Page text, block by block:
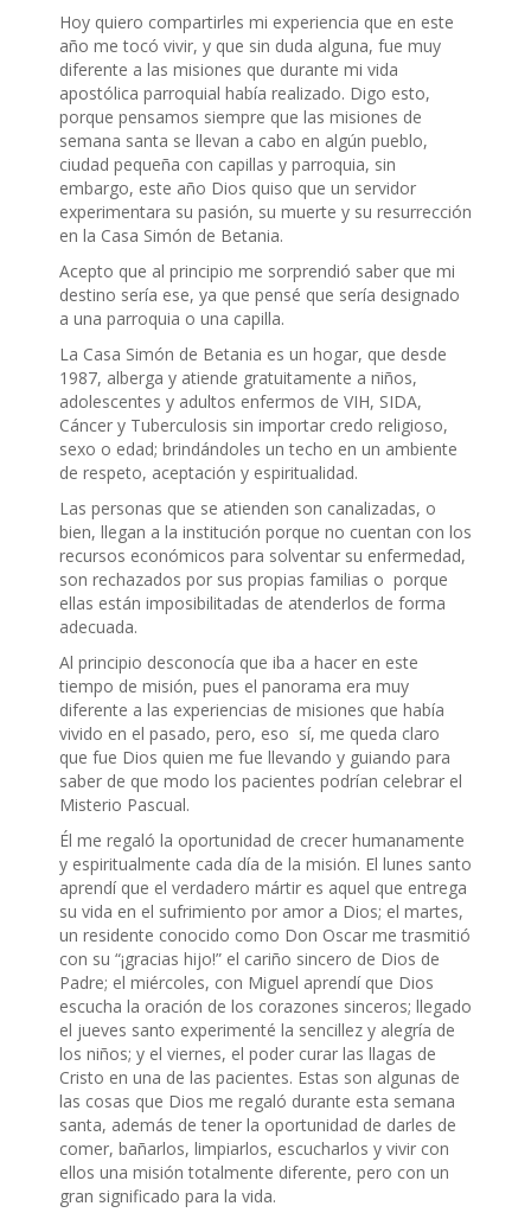
Hoy quiero compartirles mi experiencia que en este
año me tocó vivir, y que sin duda alguna, fue muy
diferente a las misiones que durante mi vida
apostólica parroquial había realizado. Digo esto,
porque pensamos siempre que las misiones de
semana santa se llevan a cabo en algún pueblo,
ciudad pequeña con capillas y parroquia, sin
embargo, este año Dios quiso que un servidor
experimentara su pasión, su muerte y su resurrección
en la Casa Simón de Betania.
Acepto que al principio me sorprendió saber que mi
destino sería ese, ya que pensé que sería designado
a una parroquia o una capilla.
La Casa Simón de Betania es un hogar, que desde
1987, alberga y atiende gratuitamente a niños,
adolescentes y adultos enfermos de VIH, SIDA,
Cáncer y Tuberculosis sin importar credo religioso,
sexo o edad; brindándoles un techo en un ambiente
de respeto, aceptación y espiritualidad.
Las personas que se atienden son canalizadas, o
bien, llegan a la institución porque no cuentan con los
recursos económicos para solventar su enfermedad,
son rechazados por sus propias familias o porque
ellas están imposibilitadas de atenderlos de forma
adecuada.
Al principio desconocía que iba a hacer en este
tiempo de misión, pues el panorama era muy
diferente a las experiencias de misiones que había
vivido en el pasado, pero, eso sí, me queda claro
que fue Dios quien me fue llevando y guiando para
saber de que modo los pacientes podrían celebrar el
Misterio Pascual.
Él me regaló la oportunidad de crecer humanamente
y espiritualmente cada día de la misión. El lunes santo
aprendí que el verdadero mártir es aquel que entrega
su vida en el sufrimiento por amor a Dios; el martes,
un residente conocido como Don Oscar me trasmitió
con su “¡gracias hijo!” el cariño sincero de Dios de
Padre; el miércoles, con Miguel aprendí que Dios
escucha la oración de los corazones sinceros; llegado
el jueves santo experimenté la sencillez y alegría de
los niños; y el viernes, el poder curar las llagas de
Cristo en una de las pacientes. Estas son algunas de
las cosas que Dios me regaló durante esta semana
santa, además de tener la oportunidad de darles de
comer, bañarlos, limpiarlos, escucharlos y vivir con
ellos una misión totalmente diferente, pero con un
gran significado para la vida.